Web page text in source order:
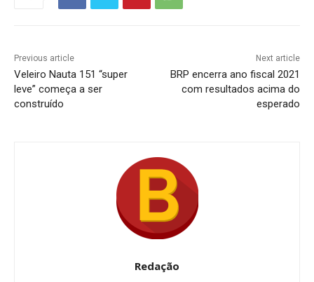
Previous article
Veleiro Nauta 151 “super
leve” começa a ser
construído
Next article
BRP encerra ano fiscal 2021
com resultados acima do
esperado
Redação